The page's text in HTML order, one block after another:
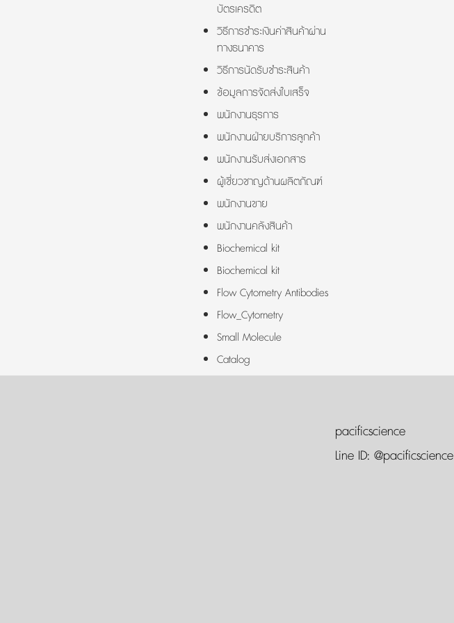
บัตรเครดิต
วิธีการชำระเงินค่าสินค้าผ่าน
ทางธนาคาร
วิธีการนัดรับชำระสินค้า
ข้อมูลการจัดส่งใบเสร็จ
พนักงานธุรการ
พนักงานฝ่ายบริการลูกค้า
พนักงานรับส่งเอกสาร
ผู้เชี่ยวชาญด้านผลิตภัณฑ์
พนักงานขาย
พนักงานคลังสินค้า
Biochemical kit
Biochemical kit
Flow Cytometry Antibodies
Flow_Cytometry
Small Molecule
Catalog
pacificscience
Line ID: @pacificscience